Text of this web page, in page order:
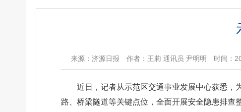
来源：济源日报 作者：王莉 通讯员 尹明明 时间：
近日，记者从示范区交通事业发展中心获悉，
路、桥梁隧道等关键点位，全面开展安全隐患排查